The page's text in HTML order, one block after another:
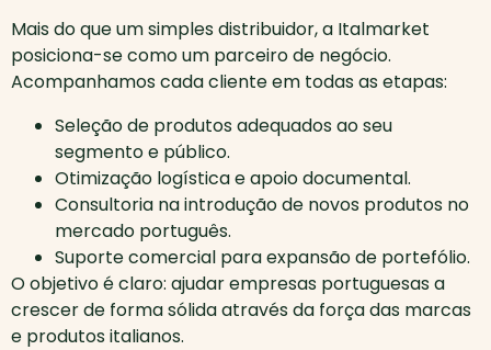
Mais do que um simples distribuidor, a Italmarket
posiciona-se como um parceiro de negócio.
Acompanhamos cada cliente em todas as etapas:
Seleção de produtos adequados ao seu
segmento e público.
Otimização logística e apoio documental.
Consultoria na introdução de novos produtos no
mercado português.
Suporte comercial para expansão de portefólio.
O objetivo é claro: ajudar empresas portuguesas a
crescer de forma sólida através da força das marcas
e produtos italianos.